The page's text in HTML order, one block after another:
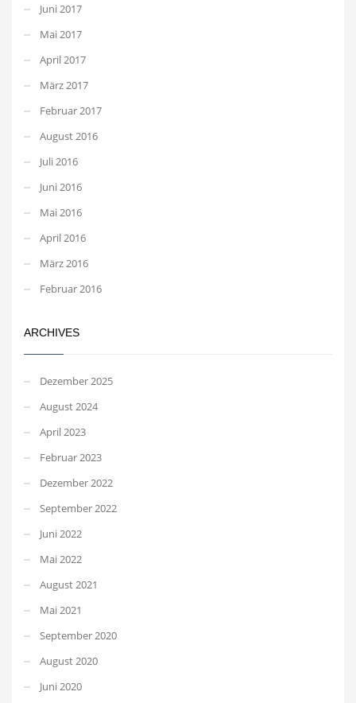
Juni 2017
Mai 2017
April 2017
März 2017
Februar 2017
August 2016
Juli 2016
Juni 2016
Mai 2016
April 2016
März 2016
Februar 2016
ARCHIVES
Dezember 2025
August 2024
April 2023
Februar 2023
Dezember 2022
September 2022
Juni 2022
Mai 2022
August 2021
Mai 2021
September 2020
August 2020
Juni 2020